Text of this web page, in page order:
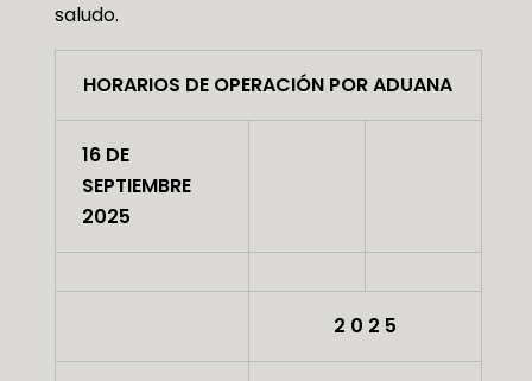
saludo.
HORARIOS DE OPERACIÓN POR ADUANA
16 DE
SEPTIEMBRE
2025
2 0 2 5